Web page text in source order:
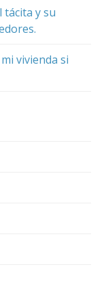
tácita y su
vivienda si